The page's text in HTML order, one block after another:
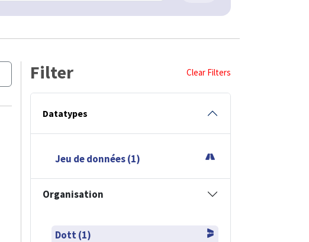
Filter Clear Filters
Datatypes
Jeu de données (1)
Organisation
Dott (1)